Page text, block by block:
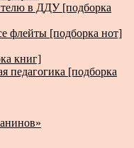
в ДДУ [подборка
флейты [подборка нот]
книг]
педагогика [подборка